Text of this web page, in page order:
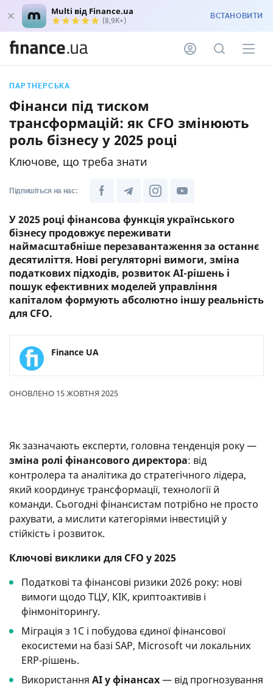
Multi від Finance.ua
(8,9K+) ВСТАНОВИТИ
ПАРТНЕРСЬКА
Фінанси під тиском
трансформацій: як CFO змінюють
роль бізнесу у 2025 році
Ключове, що треба знати
Підпишіться на нас:
У 2025 році фінансова функція українського
бізнесу продовжує переживати
наймасштабніше перезавантаження за останнє
десятиліття. Нові регуляторні вимоги, зміна
податкових підходів, розвиток AI-рішень і
пошук ефективних моделей управління
капіталом формують абсолютно іншу реальність
для CFO.
Finance UA
ОНОВЛЕНО 15 ЖОВТНЯ 2025
Як зазначають експерти, головна тенденція року —
зміна ролі фінансового директора: від
контролера та аналітика до стратегічного лідера,
який координує трансформації, технології й
команди. Сьогодні фінансистам потрібно не просто
рахувати, а мислити категоріями інвестицій у
стійкість і розвиток.
Ключові виклики для CFO у 2025
Податкові та фінансові ризики 2026 року: нові
вимоги щодо ТЦУ, КІК, криптоактивів і
фінмоніторингу.
Міграція з 1С і побудова єдиної фінансової
екосистеми на базі SAP, Microsoft чи локальних
ERP-рішень.
Використання AI у фінансах— від прогнозування